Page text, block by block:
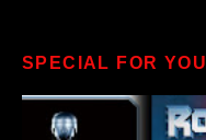
SPECIAL FOR YOU